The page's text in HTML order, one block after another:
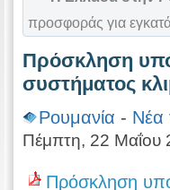
προσφοράς για
Πρόσκληση
συστήματος
Ρουμανία - Νέα
Πέμπτη, 22 Μαΐου
Πρόσκληση